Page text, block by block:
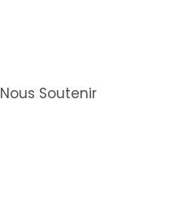
Nous Soutenir